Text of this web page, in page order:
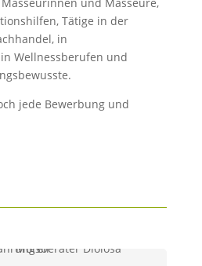
Tätige in der
in
Wellnessberufen und
jede Bewerbung und